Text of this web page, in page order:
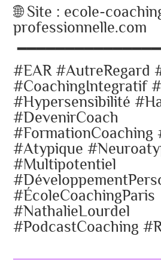
🌐 Site : ecole-
professionnelle.com
#EAR #AutreRegard
#CoachingIntegratif
#Hypersensibilité
#DevenirCoach
#FormationCoaching
#Atypique
#Multipotentiel
#ÉcoleCoachingParis
#NathalieLourdel
#PodcastCoaching